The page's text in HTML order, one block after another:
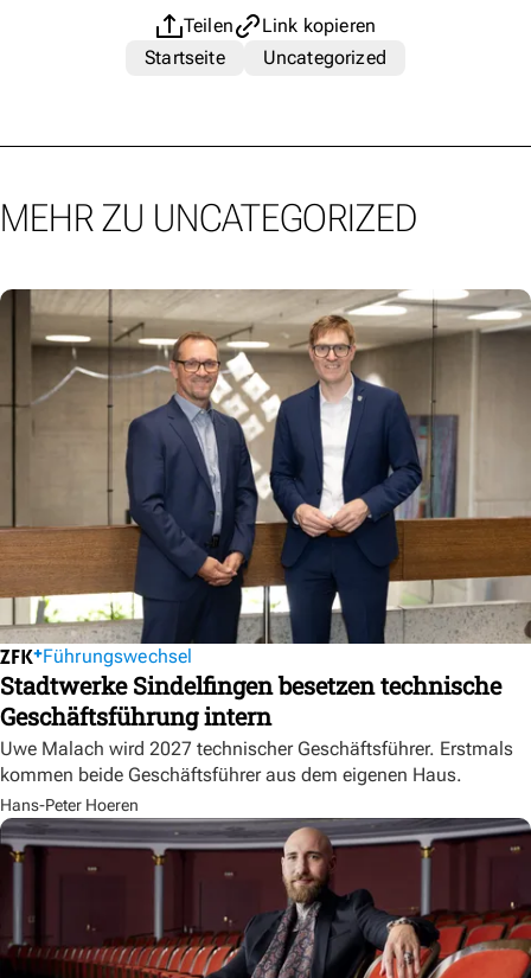
Teilen
Link kopieren
Startseite
Uncategorized
MEHR ZU UNCATEGORIZED
Führungswechsel
Stadtwerke Sindelfingen besetzen technische
Geschäftsführung intern
Uwe Malach wird 2027 technischer Geschäftsführer. Erstmals
kommen beide Geschäftsführer aus dem eigenen Haus.
Hans-Peter Hoeren